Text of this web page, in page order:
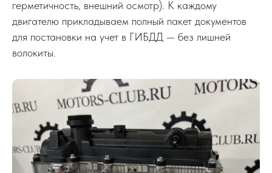
герметичность, внешний осмотр). К каждому
двигателю прикладываем полный пакет документов
для постановки на учет в ГИБДД — без лишней
волокиты.